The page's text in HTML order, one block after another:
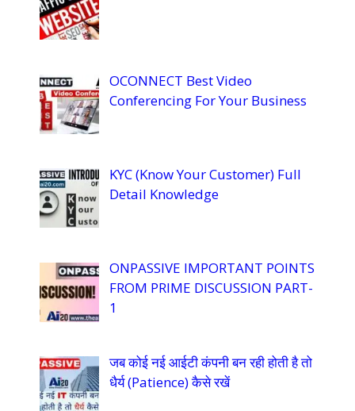
OCONNECT Best Video
Conferencing For Your Business
KYC (Know Your Customer) Full
Detail Knowledge
ONPASSIVE IMPORTANT POINTS
FROM PRIME DISCUSSION PART-
1
जब कोई नई आईटी कंपनी बन रही होती है तो
धैर्य (Patience) कैसे रखें